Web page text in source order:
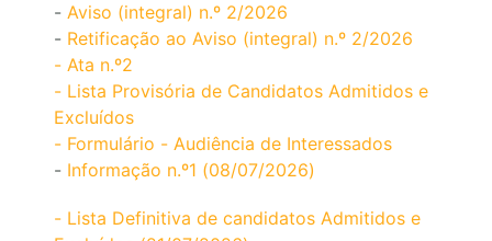
- Aviso (integral) n.º 2/2026
- Retificação ao Aviso (integral) n.º 2/2026
- Ata n.º2
- Lista Provisória de Candidatos Admitidos e
Excluídos
- Formulário - Audiência de Interessados
- Informação n.º1 (08/07/2026)
- Lista Definitiva de candidatos Admitidos e